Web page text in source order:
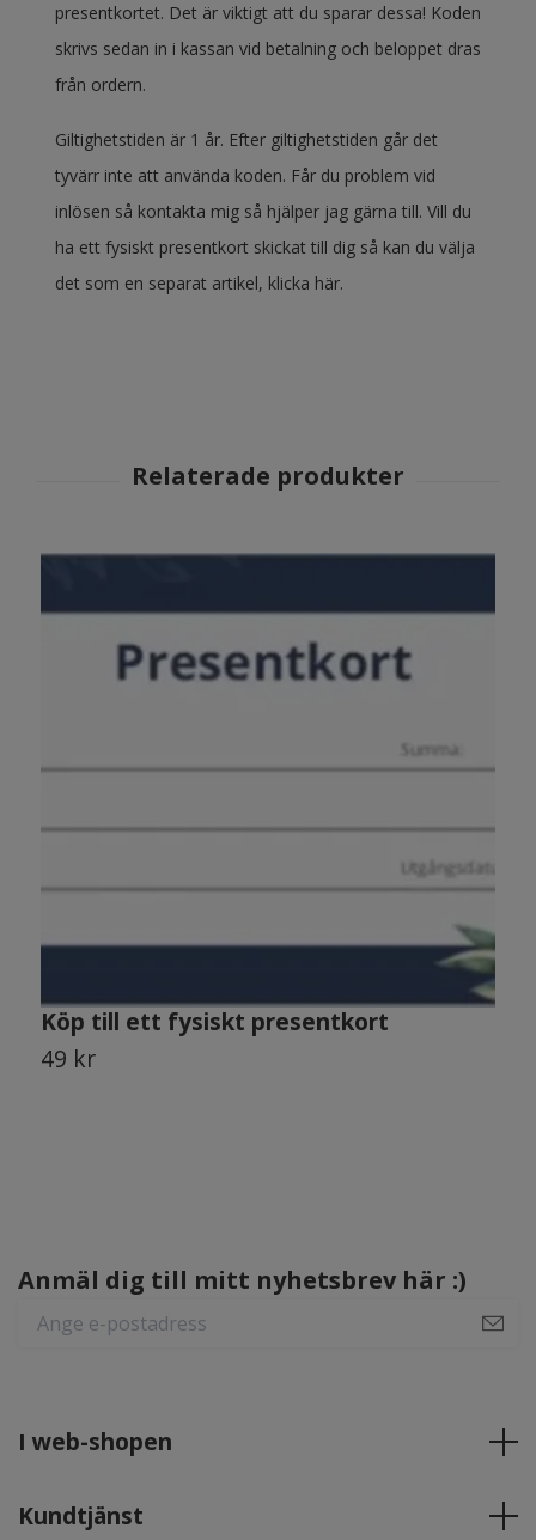
presentkortet. Det är viktigt att du sparar dessa! Koden
skrivs sedan in i kassan vid betalning och beloppet dras
från ordern.
Giltighetstiden är 1 år. Efter giltighetstiden går det
tyvärr inte att använda koden. Får du problem vid
inlösen så kontakta mig så hjälper jag gärna till. Vill du
ha ett fysiskt presentkort skickat till dig så kan du välja
det som en separat artikel, klicka här.
Köp till ett fysiskt presentkort
49 kr
Anmäl dig till mitt nyhetsbrev här :)
I web-shopen
Kundtjänst